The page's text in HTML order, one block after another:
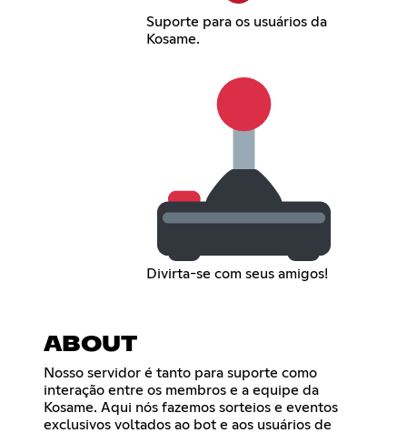
Suporte para os usuários da
Kosame.
Divirta-se com seus amigos!
ABOUT
Nosso servidor é tanto para suporte como
interação entre os membros e a equipe da
Kosame. Aqui nós fazemos sorteios e eventos
exclusivos voltados ao bot e aos usuários de